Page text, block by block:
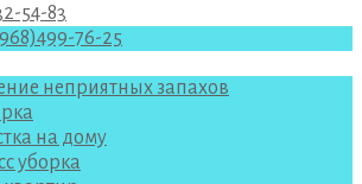
54-83
76-25
неприятных запахов
на дому
уборка